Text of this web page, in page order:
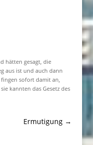
hätten gesagt, die
aus ist und auch dann
sofort damit an,
kannten das Gesetz des
Ermutigung →